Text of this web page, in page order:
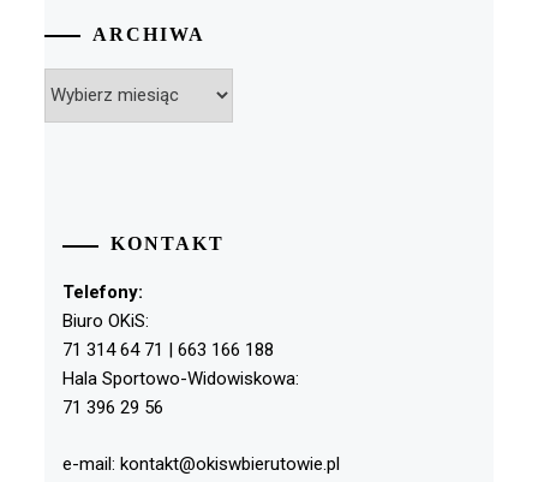
ARCHIWA
KONTAKT
Telefony:
Biuro OKiS:
71 314 64 71 | 663 166 188
Hala Sportowo-Widowiskowa:
71 396 29 56
e-mail: kontakt@okiswbierutowie.pl